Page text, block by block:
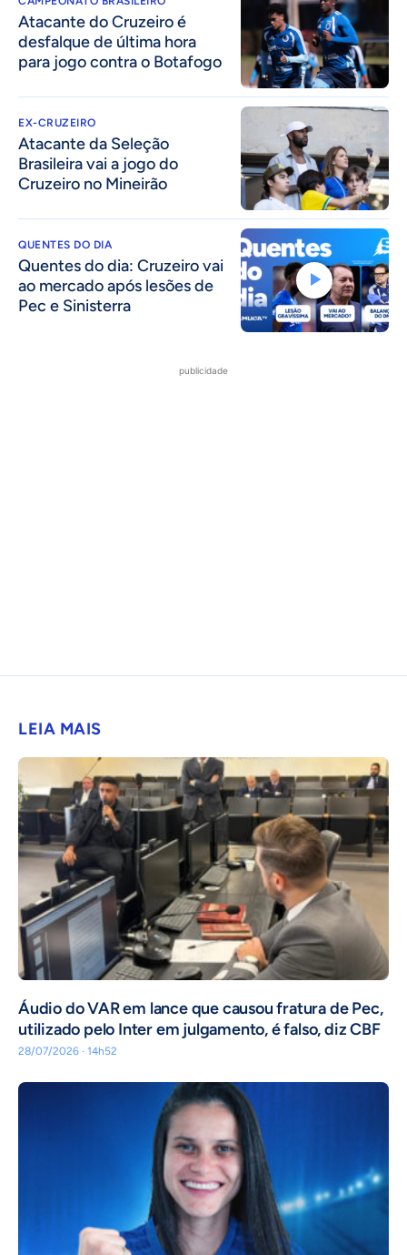
Atacante do Cruzeiro é
desfalque de última hora
para jogo contra o Botafogo
EX-CRUZEIRO
Atacante da Seleção
Brasileira vai a jogo do
Cruzeiro no Mineirão
QUENTES DO DIA
Quentes do dia: Cruzeiro vai
ao mercado após lesões de
Pec e Sinisterra
publicidade
LEIA MAIS
Áudio do VAR em lance que causou fratura de Pec,
utilizado pelo Inter em julgamento, é falso, diz CBF
28/07/2026 · 14h52